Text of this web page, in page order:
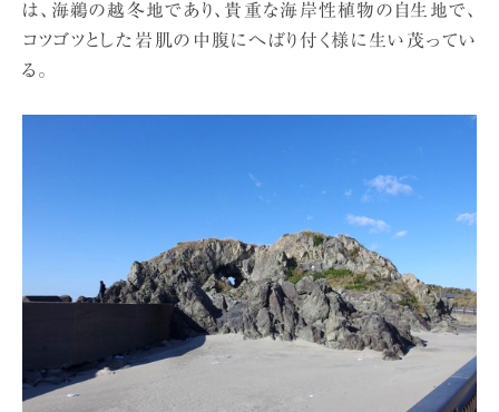
は、海鵜の越冬地であり、貴重な海岸性植物の自生地で、
コツゴツとした岩肌の中腹にへばり付く様に生い茂ってい
る。